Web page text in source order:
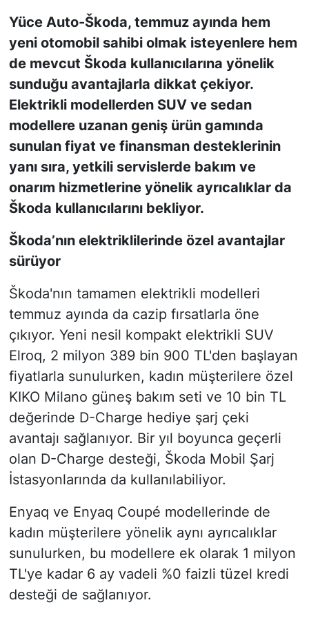
Yüce Auto-Škoda, temmuz ayında hem
yeni otomobil sahibi olmak isteyenlere hem
de mevcut Škoda kullanıcılarına yönelik
sunduğu avantajlarla dikkat çekiyor.
Elektrikli modellerden SUV ve sedan
modellere uzanan geniş ürün gamında
sunulan fiyat ve finansman desteklerinin
yanı sıra, yetkili servislerde bakım ve
onarım hizmetlerine yönelik ayrıcalıklar da
Škoda kullanıcılarını bekliyor.
Škoda’nın elektriklilerinde özel avantajlar
sürüyor
Škoda'nın tamamen elektrikli modelleri
temmuz ayında da cazip fırsatlarla öne
çıkıyor. Yeni nesil kompakt elektrikli SUV
Elroq, 2 milyon 389 bin 900 TL'den başlayan
fiyatlarla sunulurken, kadın müşterilere özel
KIKO Milano güneş bakım seti ve 10 bin TL
değerinde D-Charge hediye şarj çeki
avantajı sağlanıyor. Bir yıl boyunca geçerli
olan D-Charge desteği, Škoda Mobil Şarj
İstasyonlarında da kullanılabiliyor.
Enyaq ve Enyaq Coupé modellerinde de
kadın müşterilere yönelik aynı ayrıcalıklar
sunulurken, bu modellere ek olarak 1 milyon
TL'ye kadar 6 ay vadeli %0 faizli tüzel kredi
desteği de sağlanıyor.
KONGRE HABERLERİ
KONGRE TAKVİMİ
RÖPORTAJLAR
BİYOGRAFİLER